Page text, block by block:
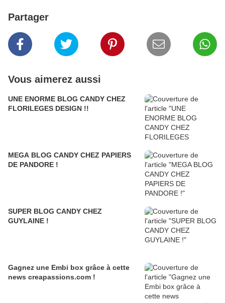
Partager
Vous aimerez aussi
UNE ENORME BLOG CANDY CHEZ
FLORILEGES DESIGN !!
MEGA BLOG CANDY CHEZ PAPIERS
DE PANDORE !
SUPER BLOG CANDY CHEZ
GUYLAINE !
Gagnez une Embi box grâce à cette
news creapassions.com !